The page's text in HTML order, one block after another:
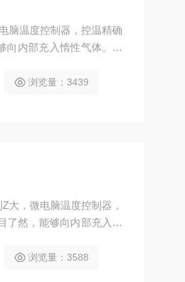
脑温度控制器，控温精确
向内部充入惰性气体。箱
浏览量：3439
大，微电脑温度控制器，
了然，能够向内部充入惰
浏览量：3588